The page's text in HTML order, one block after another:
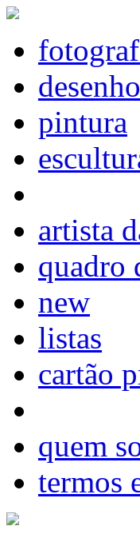
desenho
pintura
artista
quadro
new
listas
cartão
quem
termos